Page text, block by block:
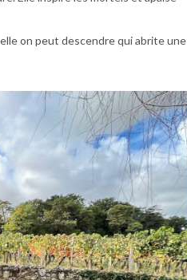
on peut descendre qui abrite une